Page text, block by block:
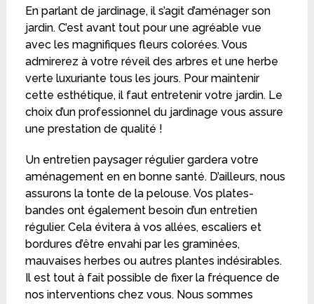
En parlant de jardinage, il s’agit d’aménager son
jardin. C’est avant tout pour une agréable vue
avec les magnifiques fleurs colorées. Vous
admirerez à votre réveil des arbres et une herbe
verte luxuriante tous les jours. Pour maintenir
cette esthétique, il faut entretenir votre jardin. Le
choix d’un professionnel du jardinage vous assure
une prestation de qualité !
Un entretien paysager régulier gardera votre
aménagement en en bonne santé. D’ailleurs, nous
assurons la tonte de la pelouse. Vos plates-
bandes ont également besoin d’un entretien
régulier. Cela évitera à vos allées, escaliers et
bordures d’être envahi par les graminées,
mauvaises herbes ou autres plantes indésirables.
Il est tout à fait possible de fixer la fréquence de
nos interventions chez vous. Nous sommes